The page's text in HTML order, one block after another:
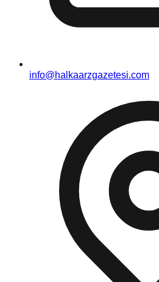
info@halkaarzgazetesi.com